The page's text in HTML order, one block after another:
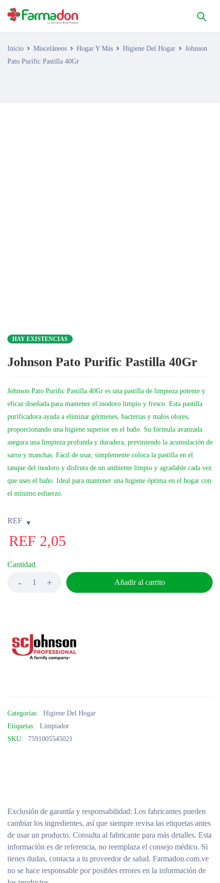
Inicio Misceláneos Hogar Y Más Higiene Del Hogar
Johnson
Pato Purific Pastilla 40Gr
HAY EXISTENCIAS
Johnson Pato Purific Pastilla 40Gr
Johnson Pato Purific Pastilla 40Gr es una pastilla de limpieza potente y
eficaz diseñada para mantener el inodoro limpio y fresco. Esta pastilla
purificadora ayuda a eliminar gérmenes, bacterias y malos olores,
proporcionando una higiene superior en el baño. Su fórmula avanzada
asegura una limpieza profunda y duradera, previniendo la acumulación de
sarro y manchas. Fácil de usar, simplemente coloca la pastilla en el
tanque del inodoro y disfruta de un ambiente limpio y agradable cada vez
que uses el baño. Ideal para mantener una higiene óptima en el hogar con
el mínimo esfuerzo.
REF
REF 2,05
Cantidad
Añadir al carrito
Categorías:
Higiene Del Hogar
Etiquetas:
Limpiador
SKU:
7591005545021
Exclusión de garantía y responsabilidad: Los fabricantes pueden
cambiar los ingredientes, así que siempre revisa las etiquetas antes
de usar un producto. Consulta al fabricante para más detalles. Esta
información es de referencia, no reemplaza el consejo médico. Si
tienes dudas, contacta a tu proveedor de salud. Farmadon.com.ve
no se hace responsable por posibles errores en la información de